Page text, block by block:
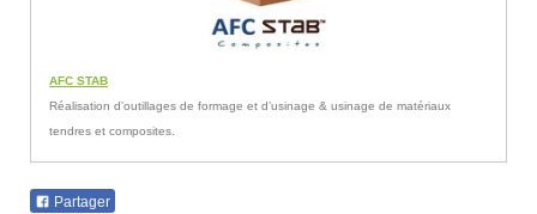
AFC STAB
Réalisation d’outillages de formage et d’usinage & usinage de matériaux
tendres et composites.
Partager